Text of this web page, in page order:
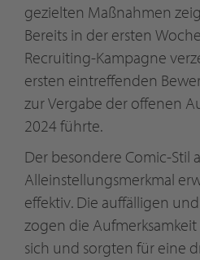
gezielten Maßnahmen
Bereits in der ersten
Recruiting-Kampagne
ersten eintreffenden
zur Vergabe der offenen
2024 führte.
Der besondere Comic-Stil
Alleinstellungsmerkmal
effektiv. Die auffälligen
zogen die
sich und sorgten für eine